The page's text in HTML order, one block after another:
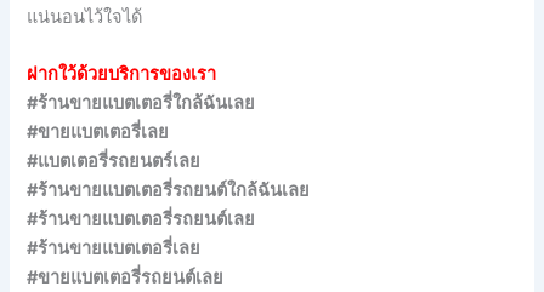
แน่นอนไว้ใจได้
ฝากใว้ด้วยบริการของเรา
#ร้านขายแบตเตอรี่ใกล้ฉันเลย
#ขายแบตเตอรี่เลย
#แบตเตอรี่รถยนตร์เลย
#ร้านขายแบตเตอรี่รถยนต์ใกล้ฉันเลย
#ร้านขายแบตเตอรี่รถยนต์เลย
#ร้านขายแบตเตอรี่เลย
#ขายแบตเตอรี่รถยนต์เลย